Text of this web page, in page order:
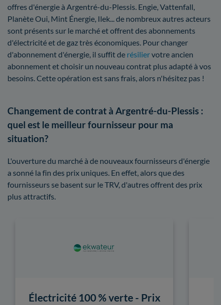
offres d'énergie à Argentré-du-Plessis. Engie, Vattenfall,
Planète Oui, Mint Énergie, Ilek... de nombreux autres acteurs
sont présents sur le marché et offrent des abonnements
d'électricité et de gaz très économiques. Pour changer
d'abonnement d'énergie, il suffit de résiliervotre ancien
abonnement et choisir un nouveau contrat plus adapté à vos
besoins. Cette opération est sans frais, alors n'hésitez pas !
Changement de contrat à Argentré-du-Plessis :
quel est le meilleur fournisseur pour ma
situation?
L'ouverture du marché à de nouveaux fournisseurs d'énergie
a sonné la fin des prix uniques. En effet, alors que des
fournisseurs se basent sur le TRV, d'autres offrent des prix
plus attractifs.
Électricité 100 % verte - Prix